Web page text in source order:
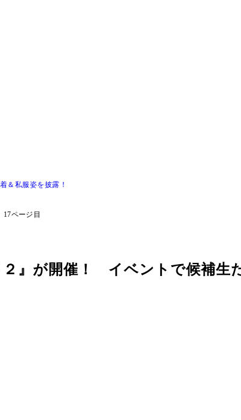
＆私服姿を披露！
17ページ目
２』が開催！ イベントで候補生